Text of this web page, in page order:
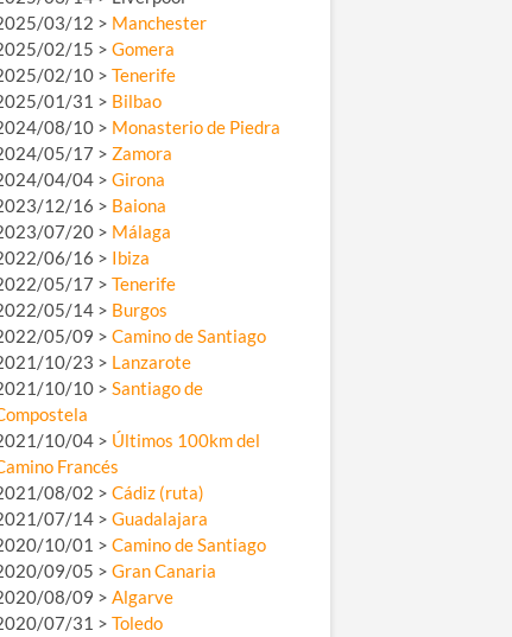
03/12 > Manchester
02/15 > Gomera
02/10 > Tenerife
01/31 > Bilbao
08/10 > Monasterio de Piedra
05/17 > Zamora
04/04 > Girona
12/16 > Baiona
07/20 > Málaga
06/16 > Ibiza
05/17 > Tenerife
05/14 > Burgos
05/09 > Camino de Santiago
10/23 > Lanzarote
10/10 > Santiago de
10/04 > Últimos 100km del
Francés
08/02 > Cádiz (ruta)
07/14 > Guadalajara
10/01 > Camino de Santiago
09/05 > Gran Canaria
08/09 > Algarve
07/31 > Toledo